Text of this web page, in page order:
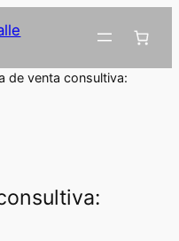
de venta consultiva: